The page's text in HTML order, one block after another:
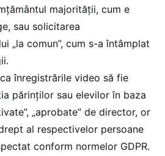
majorității, cum e
sau solicitarea
„la comun”, cum s-a întâmplat
înregistrările video să fie
părinților sau elevilor în baza
„aprobate” de director, or
al respectivelor persoane
conform normelor GDPR.